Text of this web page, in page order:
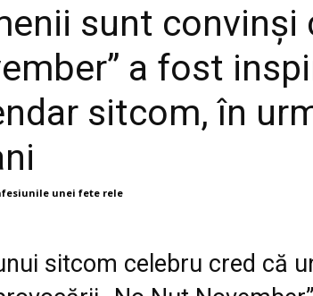
sunt convinși
a fost
sitcom, în
unei fete rele
sitcom celebru cred că